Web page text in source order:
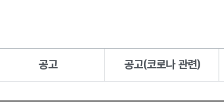
공고 공고(코로나 관련)